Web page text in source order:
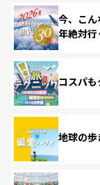
今、こ
年絶対
コスパ
地球の